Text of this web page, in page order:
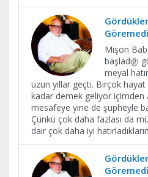
Mişon
başladığı
meyal
uzun yıllar geçti. Birçok hayat
kadar demek geliyor içimden
mesafeye yine de şüpheyle
Çünkü çok daha fazlası da
dair çok daha iyi